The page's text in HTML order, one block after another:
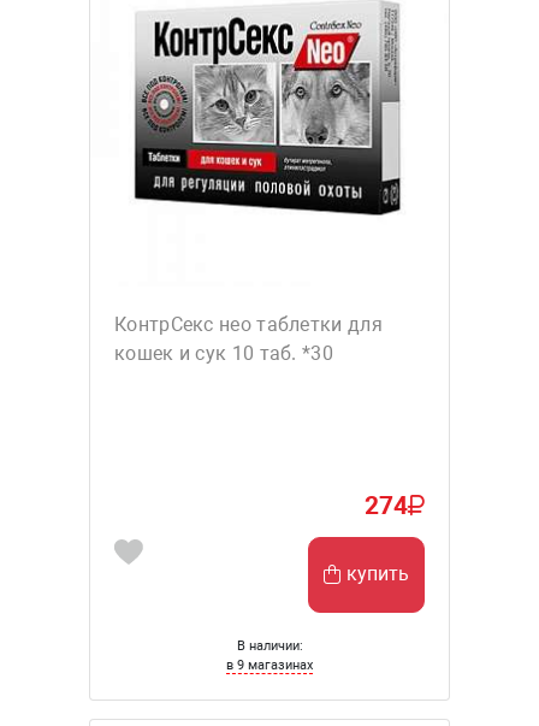
КонтрСекс нео таблетки для
кошек и сук 10 таб. *30
274
купить
В наличии:
в 9 магазинах